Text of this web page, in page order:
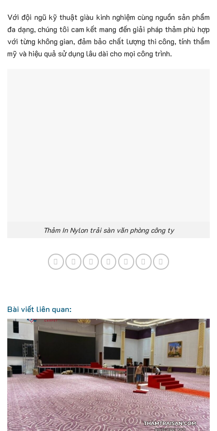
Với đội ngũ kỹ thuật giàu kinh nghiệm cùng nguồn sản phẩm
đa dạng, chúng tôi cam kết mang đến giải pháp thảm phù hợp
với từng không gian, đảm bảo chất lượng thi công, tính thẩm
mỹ và hiệu quả sử dụng lâu dài cho mọi công trình.
Thảm In Nylon trải sàn văn phòng công ty
Bài viết liên quan: